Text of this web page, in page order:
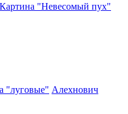
Картина "Невесомый пух"
"луговые" Алехнович